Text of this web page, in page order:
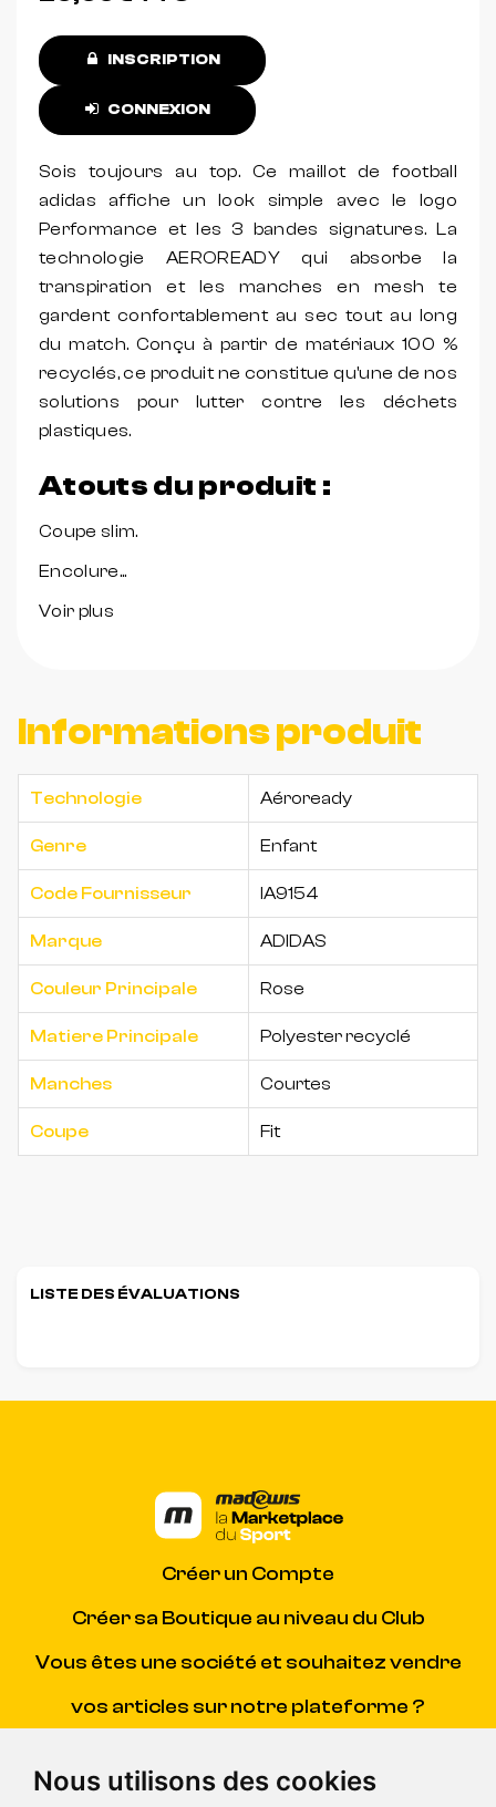
Nous utilisons des cookies
INSCRIPTION
CONNEXION
Sois toujours au top. Ce maillot de football
adidas affiche un look simple avec le logo
Performance et les 3 bandes signatures. La
technologie AEROREADY qui absorbe la
transpiration et les manches en mesh te
gardent confortablement au sec tout au long
du match. Conçu à partir de matériaux 100 %
recyclés, ce produit ne constitue qu'une de nos
solutions pour lutter contre les déchets
plastiques.
Atouts du produit :
Coupe slim.
Encolure...
Voir plus
Informations produit
Technologie Aéroready
Genre Enfant
Code Fournisseur IA9154
Marque ADIDAS
Couleur Principale Rose
Matiere Principale Polyester recyclé
Manches Courtes
Coupe Fit
LISTE DES ÉVALUATIONS
Créer un Compte
Créer sa Boutique au niveau du Club
Vous êtes une société et souhaitez vendre
vos articles sur notre plateforme ?